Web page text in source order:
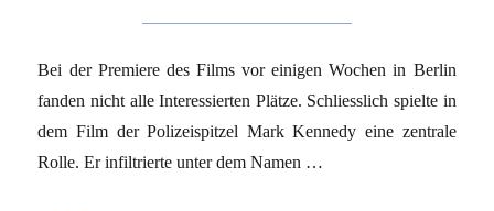
Bei der Premiere des Films vor einigen Wochen in Berlin
fanden nicht alle Interessierten Plätze. Schliesslich spielte in
dem Film der Polizeispitzel Mark Kennedy eine zentrale
Rolle. Er infiltrierte unter dem Namen …